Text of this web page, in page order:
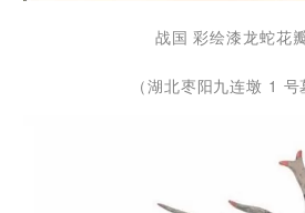
战国 彩绘漆龙蛇花
（湖北枣阳九连墩 1 号